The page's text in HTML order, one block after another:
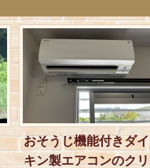
おそうじ機能付きダイ
キン製エアコンのクリ